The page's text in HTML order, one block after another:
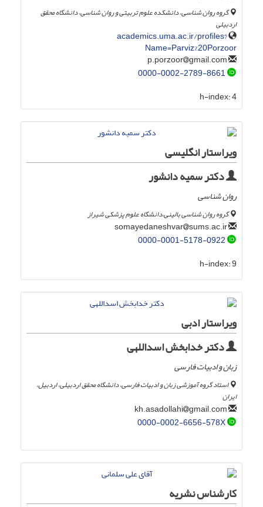
گروه روان شناسی، دانشکده علوم تربیتی و روان شناسی، دانشگاه محقق
اردبیلی
academics.uma.ac.ir/profiles?
Name=Parviz%20Porzoor
gmail.com
0000-0002-2789-8661
h-index:4
ویراستار انگلیسی
دکتر سمیه دانشور
روان شناسی
گروه روان شناسی بالینی،دانشگاه علوم پزشکی شیراز
sums.ac.ir
0000-0001-5178-0922
h-index:9
ویراستار ادبی
دکتر خدابخش اسداللهی
زبان و ادبیات فارسی
استاد گروه آموزشی زبان و ادبیات فارسی، دانشگاه محقق اردبیلی، اردبیل،
ایران
gmail.com
0000-0002-6656-578X
کارشناس نشریه